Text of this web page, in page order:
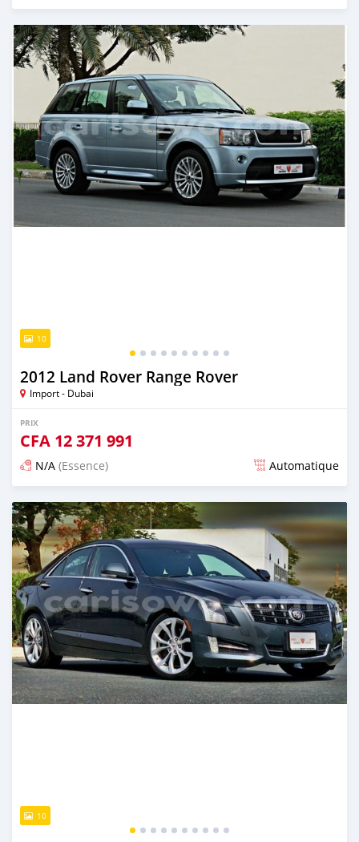
Publié il y a presque 6 ans
10
2012 Land Rover Range Rover
Import - Dubai
PRIX
CFA 12 371 991
N/A (Essence) Automatique
Publié il y a presque 6 ans
10